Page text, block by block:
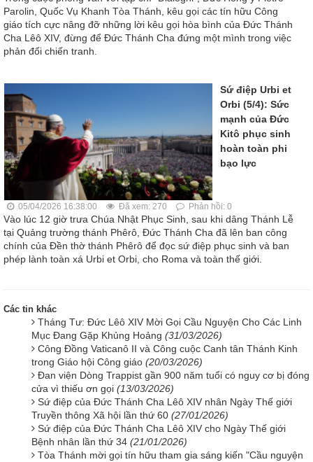
Parolin, Quốc Vụ Khanh Tòa Thánh, kêu gọi các tín hữu Công
giáo tích cực nâng đỡ những lời kêu gọi hòa bình của Đức Thánh
Cha Lêô XIV, đừng để Đức Thánh Cha đứng một mình trong việc
phản đối chiến tranh.
Sứ điệp Urbi et
Orbi (5/4): Sức
mạnh của Đức
Kitô phục sinh
hoàn toàn phi
bạo lực
05/04/2026 16:38:00 Đã xem: 270 Phản hồi: 0
Vào lúc 12 giờ trưa Chúa Nhật Phục Sinh, sau khi dâng Thánh Lễ
tại Quảng trường thánh Phêrô, Đức Thánh Cha đã lên ban công
chính của Đền thờ thánh Phêrô để đọc sứ điệp phục sinh và ban
phép lành toàn xá Urbi et Orbi, cho Roma và toàn thế giới.
Các tin khác
Tháng Tư: Đức Lêô XIV Mời Gọi Cầu Nguyện Cho Các Linh
Mục Đang Gặp Khủng Hoảng (31/03/2026)
Công Đồng Vaticanô II và Công cuộc Canh tân Thánh Kinh
trong Giáo hội Công giáo (20/03/2026)
Đan viện Dòng Trappist gần 900 năm tuổi có nguy cơ bị đóng
cửa vì thiếu ơn gọi (13/03/2026)
Sứ điệp của Đức Thánh Cha Lêô XIV nhân Ngày Thế giới
Truyền thông Xã hội lần thứ 60 (27/01/2026)
Sứ điệp của Đức Thánh Cha Lêô XIV cho Ngày Thế giới
Bệnh nhân lần thứ 34 (21/01/2026)
Tòa Thánh mời gọi tín hữu tham gia sáng kiến "Cầu nguyện